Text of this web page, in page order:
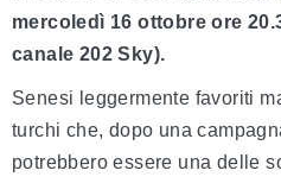
mercoledì 16 ottobre ore
canale 202 Sky).
Senesi leggermente favoriti
turchi che, dopo una
potrebbero essere una delle